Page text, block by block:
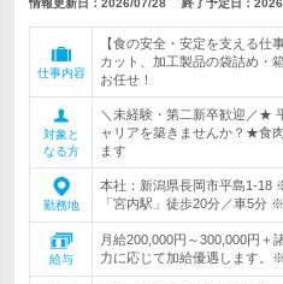
情報更新日：2026/07/28 終了予定日：
仕事内容
【食の安全・安定を支える仕
カット、加工製品の袋詰め・
お任せ！
対象と
なる方
＼未経験・第二新卒歓迎／★
ャリアを築きませんか？★食
ます
勤務地
本社：新潟県長岡市平島1-
「宮内駅」徒歩20分／車5分
給与
月給200,000円～300,000円
力に応じて加給優遇します。